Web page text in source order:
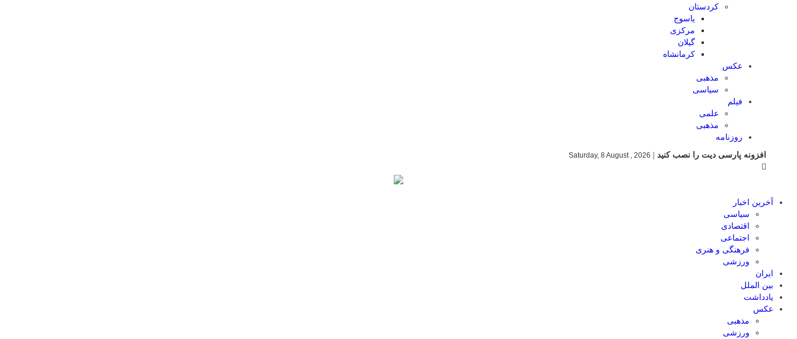
کردستان
یاسوج
مرکزی
گیلان
کرمانشاه
عکس
مذهبی
سیاسی
فیلم
علمی
مذهبی
روزنامه
افزونه پارسی دیت را نصب کنید
Saturday, 8 August , 2026
آخرین اخبار
سیاسی
اقتصادی
اجتماعی
فرهنگی و هنری
ورزشی
ایران
بین الملل
یادداشت
عکس
مذهبی
ورزشی